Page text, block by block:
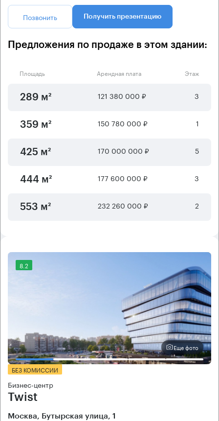
Позвонить Получить презентацию
Предложения по продаже в этом здании:
Площадь Арендная плата Этаж
289 м² 121 380 000 ₽ 3
359 м² 150 780 000 ₽ 1
425 м² 170 000 000 ₽ 5
444 м² 177 600 000 ₽ 3
553 м² 232 260 000 ₽ 2
8.2
Еще фото
БЕЗ КОМИССИИ
Бизнес-центр
Twist
Москва, Бутырская улица, 1